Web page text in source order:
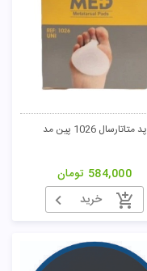
پد متاتارسال 1026 پین مد
584,000 تومان
خرید